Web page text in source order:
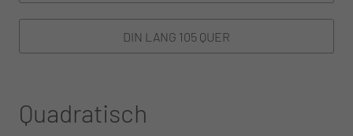
DIN LANG 105 QUER
Quadratisch